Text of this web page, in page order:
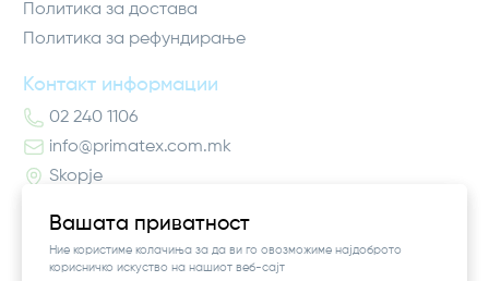
Вашата приватност
Ние користиме колачиња за да ви го овозможиме најдоброто
корисничко искуство на нашиот веб-сајт
Политика за достава
Политика за рефундирање
Контакт информации
02 240 1106
info@primatex.com.mk
Skopje